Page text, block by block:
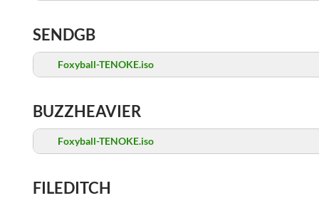
SENDGB
Foxyball-TENOKE.iso
BUZZHEAVIER
Foxyball-TENOKE.iso
FILEDITCH